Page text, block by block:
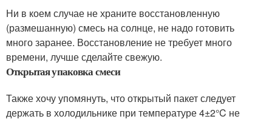
Ни в коем случае не храните восстановленную
(размешанную) смесь на солнце, не надо готовить
много заранее. Восстановление не требует много
времени, лучше сделайте свежую.
Открытая упаковка смеси
Также хочу упомянуть, что открытый пакет следует
держать в холодильнике при температуре 4±2°C не